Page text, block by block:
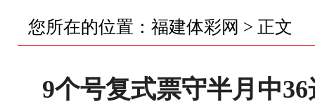
您所在的位置： 福建体彩网 > 正文
9个号复式票守半月中36